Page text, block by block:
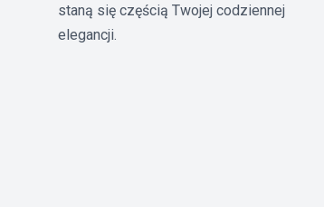
staną się częścią Twojej codziennej
elegancji.